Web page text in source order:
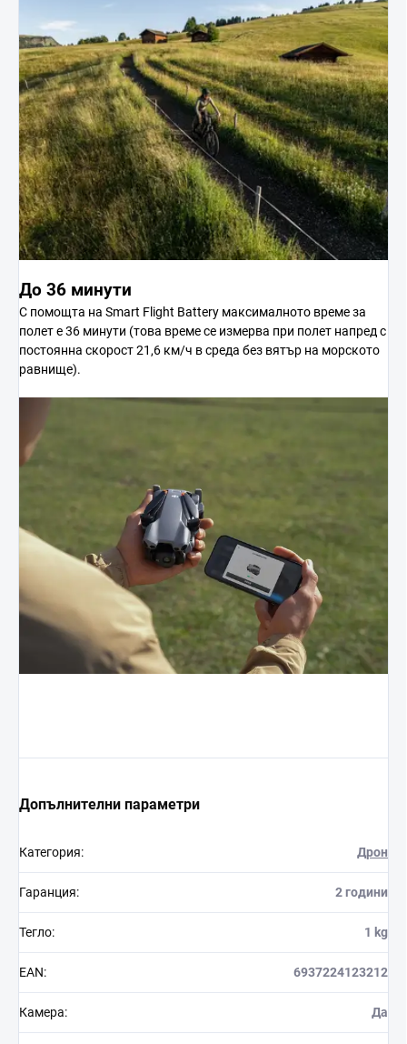
До 36 минути
С помощта на Smart Flight Battery максималното време за
полет е 36 минути (това време се измерва при полет напред с
постоянна скорост 21,6 км/ч в среда без вятър на морското
равнище).
Допълнителни параметри
Категория: Дрон
Гаранция: 2 години
Тегло: 1 kg
EAN: 6937224123212
Камера: Да